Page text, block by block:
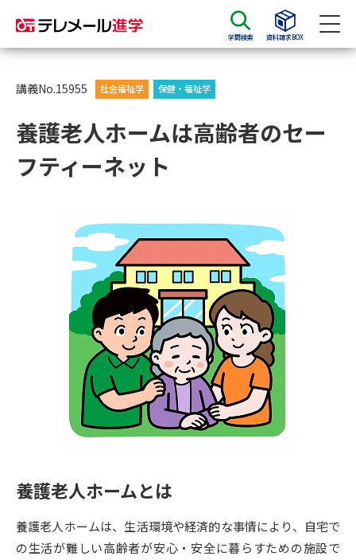
学問検索 資料請求BOX
資料請求
大学・短大の資料種類から請求
総合型選抜・学校推薦型選抜 募
大学入学共通テスト利用選抜の
募集要項＆願書
大学・短大以外の資料から請求
専門学校の資料請求 大学院の資料請求
留学・進学関連、塾・予備校
大学入学共通テスト「受験案
内」の請求
大学入学共通テスト「受験上の
幼稚園教員資格認定試験
高等学校（情報）教員資格認定
試験
講義No.15955 社会福祉学 保健・福祉学
養護老人ホームは高齢者のセー
フティーネット
養護老人ホームとは
養護老人ホームは、生活環境や経済的な事情により、自宅で
の生活が難しい高齢者が安心・安全に暮らすための施設で